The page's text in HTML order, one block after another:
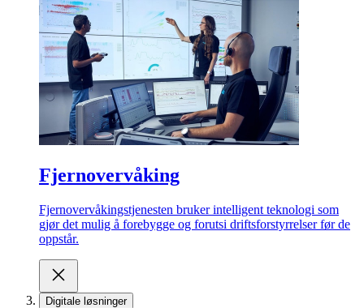
Fjernovervåking
Fjernovervåkingstjenesten bruker intelligent teknologi som
gjør det mulig å forebygge og forutsi driftsforstyrrelser før de
oppstår.
Digitale løsninger